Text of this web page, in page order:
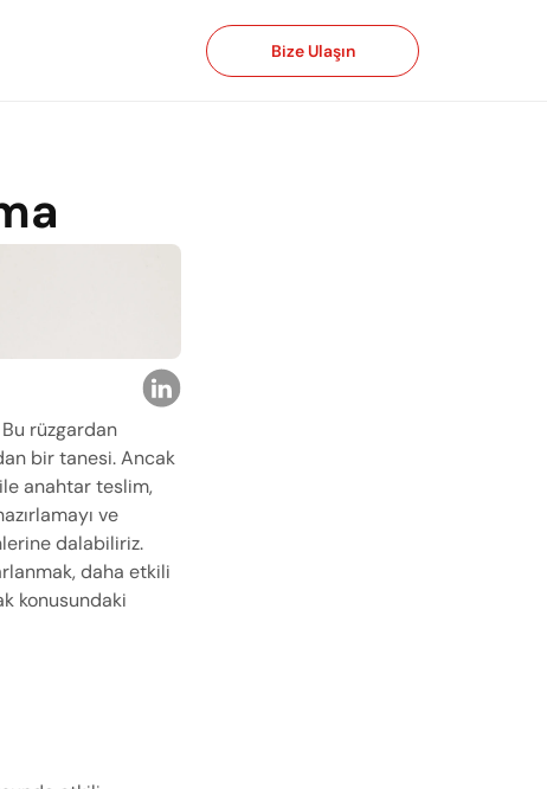
Bize Ulaşın
rüzgardan
bir tanesi. Ancak
anahtar teslim,
ve
dalabiliriz.
daha etkili
konusundaki